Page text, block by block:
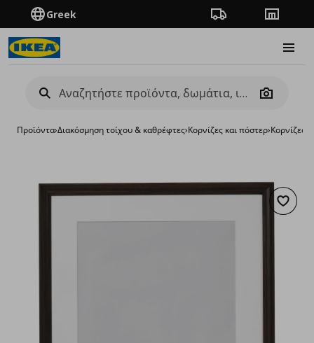
Greek Πορεία παραγγελίας
Camera
Προϊόντα›Διακόσμηση τοίχου & καθρέφτες›Κορνίζες και πόστερ›Κορνίζες